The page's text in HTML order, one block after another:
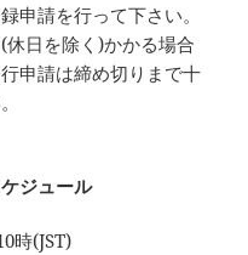
申請を行って下さい。
日を除く)かかる場合
申請は締め切りまで十
ジュール
時(JST)